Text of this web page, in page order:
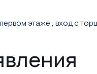
этаже , вход с